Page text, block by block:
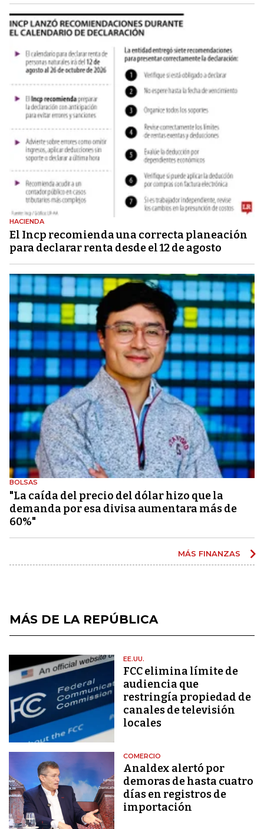
HACIENDA
El Incp recomienda una correcta planeación
para declarar renta desde el 12 de agosto
BOLSAS
"La caída del precio del dólar hizo que la
demanda por esa divisa aumentara más de
60%"
MÁS FINANZAS
MÁS DE LA REPÚBLICA
EE.UU.
FCC elimina límite de
audiencia que
restringía propiedad de
canales de televisión
locales
COMERCIO
Analdex alertó por
demoras de hasta cuatro
días en registros de
importación